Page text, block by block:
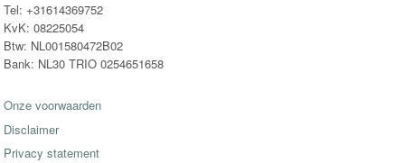
Tel: +31614369752
KvK: 08225054
Btw: NL001580472B02
Bank: NL30 TRIO 0254651658
Onze voorwaarden
Disclaimer
Privacy statement